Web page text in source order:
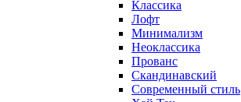
Классика
Лофт
Минимализм
Неоклассика
Прованс
Скандинавский
Современный стиль